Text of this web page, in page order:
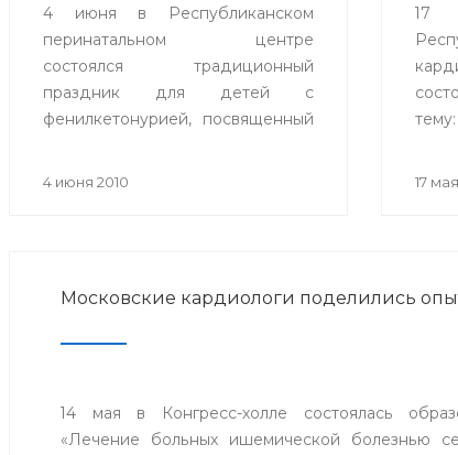
4 июня в Республиканском
перинатальном центре
состоялся традиционный
праздник для детей с
фенилкетонурией, посвященный
4 июня 2010
17
17
Московские кардиологи поделились
14 мая в Конгресс-холле состоялась
«Лечение больных ишемической болезнью